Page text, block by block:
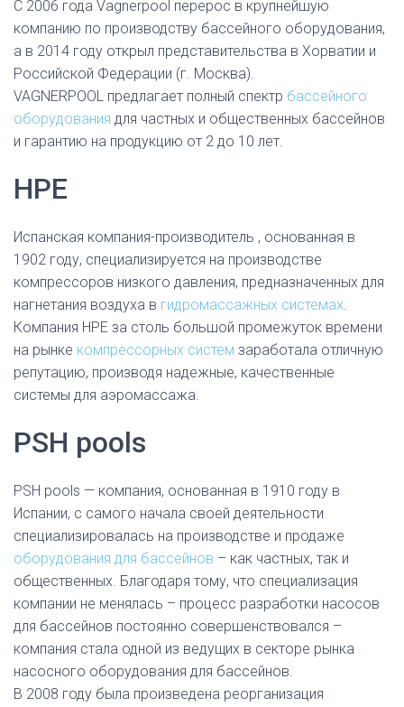
С 2006 года Vagnerpool перерос в крупнейшую
компанию по производству бассейного оборудования,
а в 2014 году открыл представительства в Хорватии и
Российской Федерации (г. Москва).
VAGNERPOOL предлагает полный спектр бассейного
оборудования для частных и общественных бассейнов
и гарантию на продукцию от 2 до 10 лет.
HPE
Испанская компания-производитель , основанная в
1902 году, специализируется на производстве
компрессоров низкого давления, предназначенных для
нагнетания воздуха в гидромассажных системах.
Компания HPE за столь большой промежуток времени
на рынке компрессорных систем заработала отличную
репутацию, производя надежные, качественные
системы для аэромассажа.
PSH pools
PSH pools — компания, основанная в 1910 году в
Испании, с самого начала своей деятельности
специализировалась на производстве и продаже
оборудования для бассейнов – как частных, так и
общественных. Благодаря тому, что специализация
компании не менялась – процесс разработки насосов
для бассейнов постоянно совершенствовался –
компания стала одной из ведущих в секторе рынка
насосного оборудования для бассейнов.
В 2008 году была произведена реорганизация